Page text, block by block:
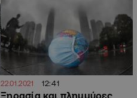
22.01.2021 12:41
Ξηρασία και πλημμύρες